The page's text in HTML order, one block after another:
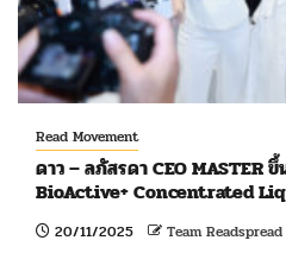
Read Movement
ดาว – ลภัสรดา CEO MASTER
BioActive+ Concentrated
20/11/2025 Team Readspread